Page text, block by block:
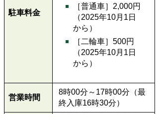
駐車料金
［普通車］2,000円
（2025年10月1日
から）
［二輪車］500円
（2025年10月1日
から）
営業時間
8時00分～17時00分（最
終入庫16時30分）